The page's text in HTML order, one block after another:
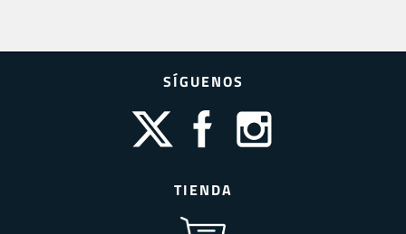
SÍGUENOS
TIENDA